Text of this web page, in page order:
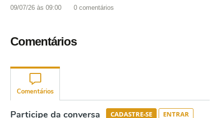
09/07/26 às 09:00 0 comentários
Comentários